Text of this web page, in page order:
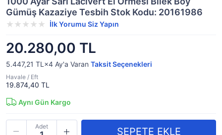
Gümüş Kazaziye Tesbih Stok Kodu: 20161986
İlk Yorumu Siz Yapın
20.280,00 TL
5.447,21 TL×4 Ay'a Varan Taksit Seçenekleri
Havale / Eft
19.874,40 TL
Aynı Gün Kargo
Adet